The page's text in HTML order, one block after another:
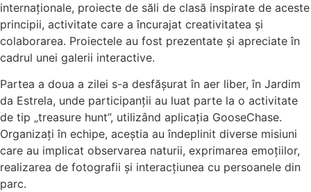
internaționale, proiecte de săli de clasă inspirate de aceste
principii, activitate care a încurajat creativitatea și
colaborarea. Proiectele au fost prezentate și apreciate în
cadrul unei galerii interactive.
Partea a doua a zilei s-a desfășurat în aer liber, în Jardim
da Estrela, unde participanții au luat parte la o activitate
de tip „treasure hunt”, utilizând aplicația GooseChase.
Organizați în echipe, aceștia au îndeplinit diverse misiuni
care au implicat observarea naturii, exprimarea emoțiilor,
realizarea de fotografii și interacțiunea cu persoanele din
parc.